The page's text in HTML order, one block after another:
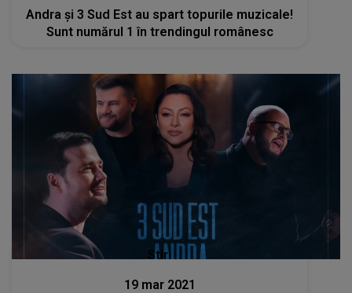
Andra și 3 Sud Est au spart topurile muzicale!
Sunt numărul 1 în trendingul românesc
Stiri
19 mar 2021